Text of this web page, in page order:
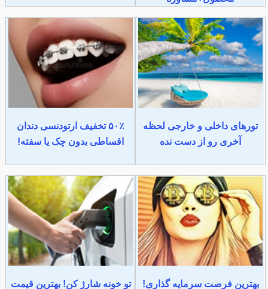
تورهای داخلی و خارجی لحظه
آخری رو از دست نده
۵۰٪ تخفیف ارتودنسی دندان
اقساطی بدون چک یا سفته!
بهترین فرصت سرمایه گذاری! تو خونه شارژ کن! بهترین قیمت